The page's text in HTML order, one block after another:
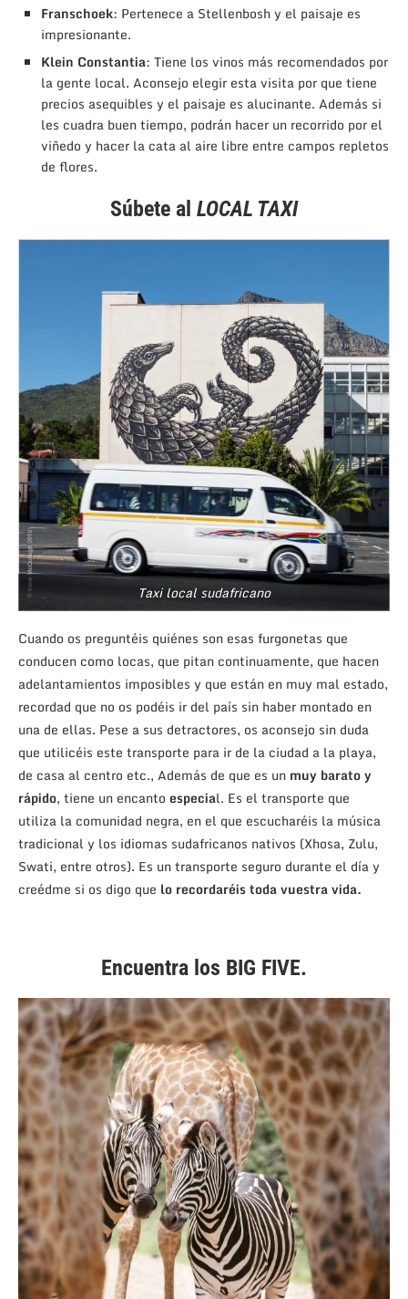
Franschoek: Pertenece a Stellenbosh y el paisaje es
impresionante.
Klein Constantia: Tiene los vinos más recomendados por
la gente local. Aconsejo elegir esta visita por que tiene
precios asequibles y el paisaje es alucinante. Además si
les cuadra buen tiempo, podrán hacer un recorrido por el
viñedo y hacer la cata al aire libre entre campos repletos
de flores.
Súbete al LOCAL TAXI
Taxi local sudafricano
Cuando os preguntéis quiénes son esas furgonetas que
conducen como locas, que pitan continuamente, que hacen
adelantamientos imposibles y que están en muy mal estado,
recordad que no os podéis ir del país sin haber montado en
una de ellas. Pese a sus detractores, os aconsejo sin duda
que utilicéis este transporte para ir de la ciudad a la playa,
de casa al centro etc., Además de que es un muy barato y
rápido, tiene un encanto especial. Es el transporte que
utiliza la comunidad negra, en el que escucharéis la música
tradicional y los idiomas sudafricanos nativos (Xhosa, Zulu,
Swati, entre otros). Es un transporte seguro durante el día y
creédme si os digo que lo recordaréis toda vuestra vida.
Encuentra los BIG FIVE.